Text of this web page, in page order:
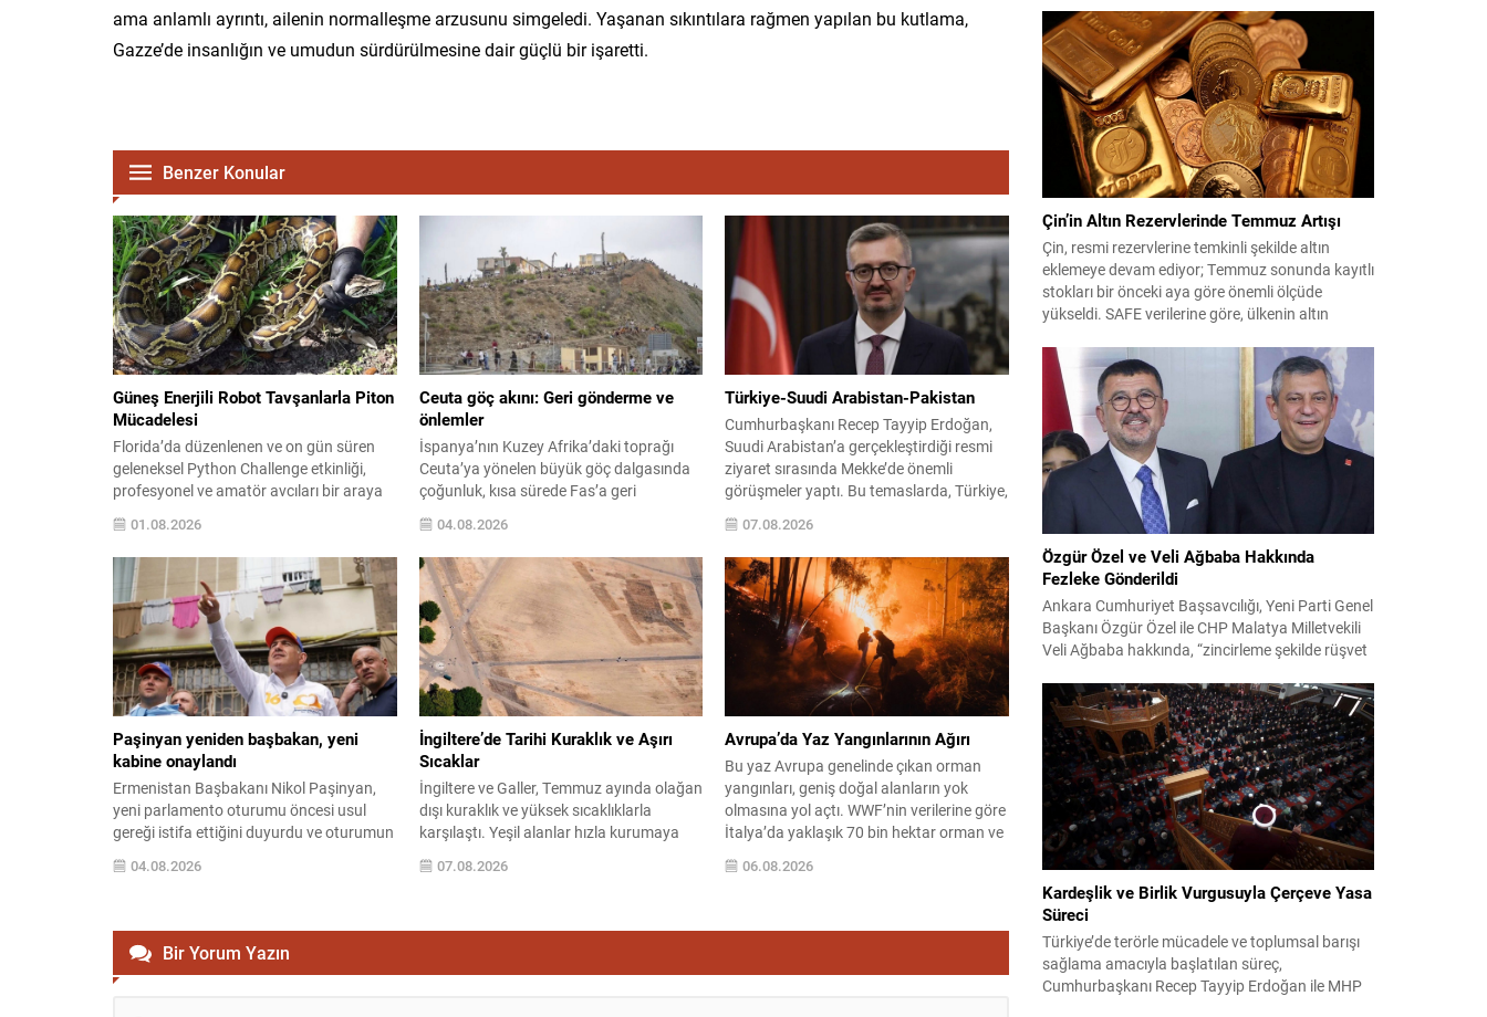
ama anlamlı ayrıntı, ailenin normalleşme arzusunu simgeledi. Yaşanan sıkıntılara rağmen yapılan bu kutlama,
Gazze’de insanlığın ve umudun sürdürülmesine dair güçlü bir işaretti.
Benzer Konular
Güneş Enerjili Robot Tavşanlarla Piton
Mücadelesi
Florida’da düzenlenen ve on gün süren
geleneksel Python Challenge etkinliği,
profesyonel ve amatör avcıları bir araya
getirerek bölgedeki istilacı Birmanya
pitonlarını azaltmayı hedefliyor. Yılanların
saklanma yetenekleri ve geniş yayılımı,
yetkilileri daha yenilikçi çözümler
aramaya yönlendirdi. Bu amaçla Güney
Florida Su Yönetim Bölgesi ile Florida
Üniversitesi araştırmacıları, güneş
enerjisiyle çalışan robot...
01.08.2026
Ceuta göç akını: Geri gönderme ve
önlemler
İspanya’nın Kuzey Afrika’daki toprağı
Ceuta’ya yönelen büyük göç dalgasında
çoğunluk, kısa sürede Fas’a geri
gönderildi. Yetkililer, buradan Avrupa’ya
erişim sağlanmasının otomatik serbest
dolaşım hakkı oluşturmayacağını
vurguladı. İspanya Dışişleri, düzensiz
geçişlerin ülke içinde kalma veya ana
karaya yerleşme hakkı doğurmadığını
belirtti. Ayrıca deniz yoluyla gelenlerin
muamelesine ilişkin Yüksek Mahkeme
kararıyla uygulama...
04.08.2026
Türkiye-Suudi Arabistan-Pakistan
Cumhurbaşkanı Recep Tayyip Erdoğan,
Suudi Arabistan’a gerçekleştirdiği resmi
ziyaret sırasında Mekke’de önemli
görüşmeler yaptı. Bu temaslarda, Türkiye,
Suudi Arabistan ve Pakistan arasında
savunma alanında yeni bir iş birliği
çerçevesi oluşturuldu. Ziyaretin en somut
çıktısı, üç ülkenin imza attığı Mekke Ortak
Savunma Anlaşması oldu. Anlaşma;
ortak güvenlik yaklaşımıyla bölgesel
barış, istikrar...
07.08.2026
Paşinyan yeniden başbakan, yeni
kabine onaylandı
Ermenistan Başbakanı Nikol Paşinyan,
yeni parlamento oturumu öncesi usul
gereği istifa ettiğini duyurdu ve oturumun
ardından tekrar başbakanlık görevine
atandı. Cumhurbaşkanı Vahagn
bakan görevlerini korurken, Yüksek
Teknoloji Sanayi Bakanlığı’nda değişiklik
yapıldı: Mkhitar Hayrapetyan’ın yerine
04.08.2026
İngiltere’de Tarihi Kuraklık ve Aşırı
Sıcaklar
İngiltere ve Galler, Temmuz ayında olağan
dışı kuraklık ve yüksek sıcaklıklarla
karşılaştı. Yeşil alanlar hızla kurumaya
başlarken, toplum ve doğal yaşam su
kıtlığı riskleriyle karşı karşıya kaldı. Met
07.08.2026
Avrupa’da Yaz Yangınlarının Ağırı
Bu yaz Avrupa genelinde çıkan orman
yangınları, geniş doğal alanların yok
olmasına yol açtı. WWF’nin verilerine göre
İtalya’da yaklaşık 70 bin hektar orman ve
doğal alan kül oldu; bu kaybın büyüklüğü
yaklaşık 100 bin futbol sahasına denk
06.08.2026
Bir Yorum Yazın
kısa sürede muhalif medyanın gündemine girdi.
Kuruluşun hemen ardından bazı anket sonuçları
kamuoyuna yansıyınca, partinin tabanda karşılık
bulduğu iddiaları gündemi...
Çin’in Altın Rezervlerinde Temmuz Artışı
Çin, resmi rezervlerine temkinli şekilde altın
eklemeye devam ediyor; Temmuz sonunda kayıtlı
stokları bir önceki aya göre önemli ölçüde
yükseldi. SAFE verilerine göre, ülkenin altın
göstererek 76.080.000 ons seviyesine ulaştı. Bu
artış, Çin’in aylık alımlarında yıl içinde dikkat
çeken bir yükselişi temsil ediyor. Temmuz...
Özgür Özel ve Veli Ağbaba Hakkında
Fezleke Gönderildi
Ankara Cumhuriyet Başsavcılığı, Yeni Parti Genel
Başkanı Özgür Özel ile CHP Malatya Milletvekili
Veli Ağbaba hakkında, “zincirleme şekilde rüşvet
Adalet Bakanlığı’na sevk etti. Fezlekeler, 31 Mart
2024 yerel seçimleri ve 4-5 Kasım 2023’teki CHP
38. Olağan Kurultayı sürecine ilişkin iddiaları
kapsıyor. Daha önce Antalya ve İstanbul...
Kardeşlik ve Birlik Vurgusuyla Çerçeve Yasa
Süreci
Türkiye’de terörle mücadele ve toplumsal barışı
sağlama amacıyla başlatılan süreç,
Cumhurbaşkanı Recep Tayyip Erdoğan ile MHP